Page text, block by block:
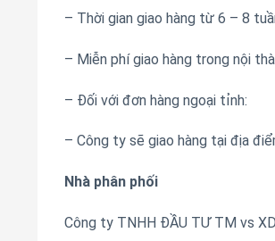
– Thời gian giao hàng từ 6 – 8
– Miễn phí giao hàng trong nội
– Đối với đơn hàng ngoại tỉnh:
– Công ty sẽ giao hàng tại địa
Nhà phân phối
Công ty TNHH ĐẦU TƯ TM vs